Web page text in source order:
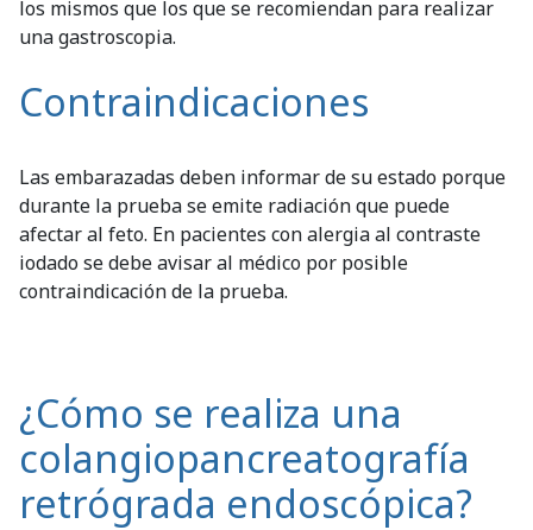
los mismos que los que se recomiendan para realizar
una gastroscopia.
Contraindicaciones
Las embarazadas deben informar de su estado porque
durante la prueba se emite radiación que puede
afectar al feto. En pacientes con alergia al contraste
iodado se debe avisar al médico por posible
contraindicación de la prueba.
¿Cómo se realiza una
colangiopancreatografía
retrógrada endoscópica?